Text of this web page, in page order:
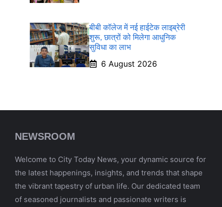
बीबी कॉलेज में नई हाईटेक लाइब्रेरी
शुरू, छात्रों को मिलेगा आधुनिक
सुविधा का लाभ
6 August 2026
NEWSROOM
Welcome to City Today News, your dynamic source for
the latest happenings, insights, and trends that shape
the vibrant tapestry of urban life. Our dedicated team
of seasoned journalists and passionate writers is